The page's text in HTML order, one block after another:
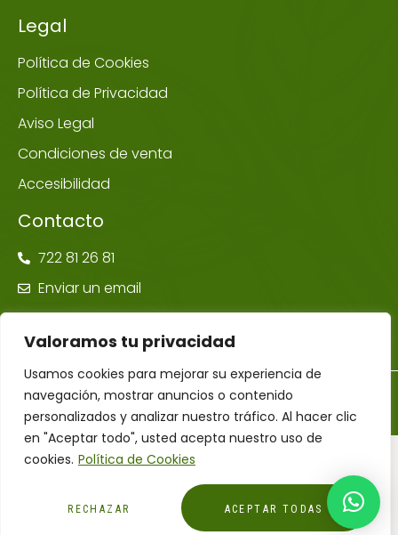
Valoramos tu privacidad
Usamos cookies para mejorar su experiencia de
navegación, mostrar anuncios o contenido
personalizados y analizar nuestro tráfico. Al hacer clic
en "Aceptar todo", usted acepta nuestro uso de
cookies. Política de Cookies
RECHAZAR ACEPTAR TODAS
Legal
Política de Cookies
Política de Privacidad
Aviso Legal
Condiciones de venta
Accesibilidad
Contacto
722 81 26 81
Enviar un email
©Farmacia Ponte Maceira | Todos los derechos reservados –
Diseñador Web WordPress Juan Pardo
Financiado por la Unión Europea – NextGenerationEU